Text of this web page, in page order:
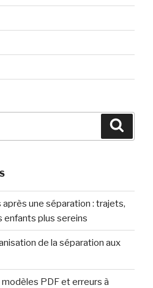
une séparation : trajets,
enfants plus sereins
de la séparation aux
PDF et erreurs à